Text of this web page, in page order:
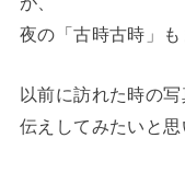
夜の「古時古時」も
以前に訪れた時の
伝えしてみたいと思